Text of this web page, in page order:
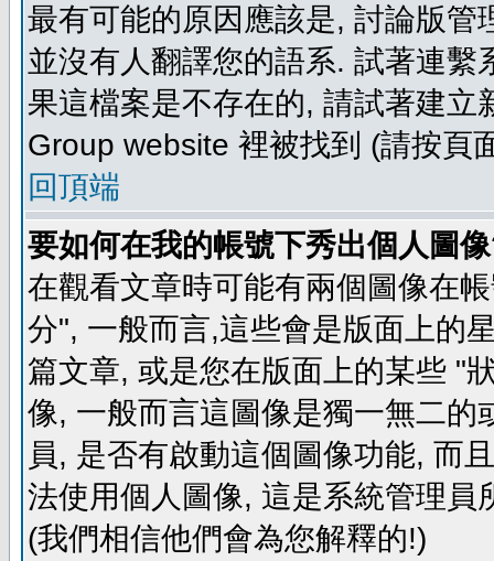
最有可能的原因應該是, 討論版
並沒有人翻譯您的語系. 試著連
果這檔案是不存在的, 請試著建
Group website 裡被找到 (請按頁
回頂端
要如何在我的帳號下秀出個人圖
在觀看文章時可能有兩個圖像在
分", 一般而言,這些會是版面上的
篇文章, 或是您在版面上的某些 "
像, 一般而言這圖像是獨一無二
員, 是否有啟動這個圖像功能, 而
法使用個人圖像, 這是系統管理
(我們相信他們會為您解釋的!)